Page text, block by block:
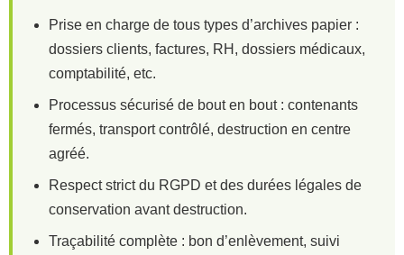
Prise en charge de tous types d’archives papier :
dossiers clients, factures, RH, dossiers médicaux,
comptabilité, etc.
Processus sécurisé de bout en bout : contenants
fermés, transport contrôlé, destruction en centre
agréé.
Respect strict du RGPD et des durées légales de
conservation avant destruction.
Traçabilité complète : bon d’enlèvement, suivi